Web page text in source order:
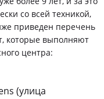
со всей техникой,
приведен перечень
которые выполняют
центра:
(улица